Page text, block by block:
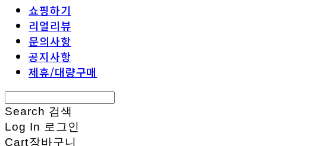
쇼핑하기
리얼리뷰
문의사항
공지사항
제휴/대량구매
Search 검색
Log In 로그인
Cart장바구니